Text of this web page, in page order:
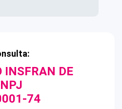
INSFRAN DE
74